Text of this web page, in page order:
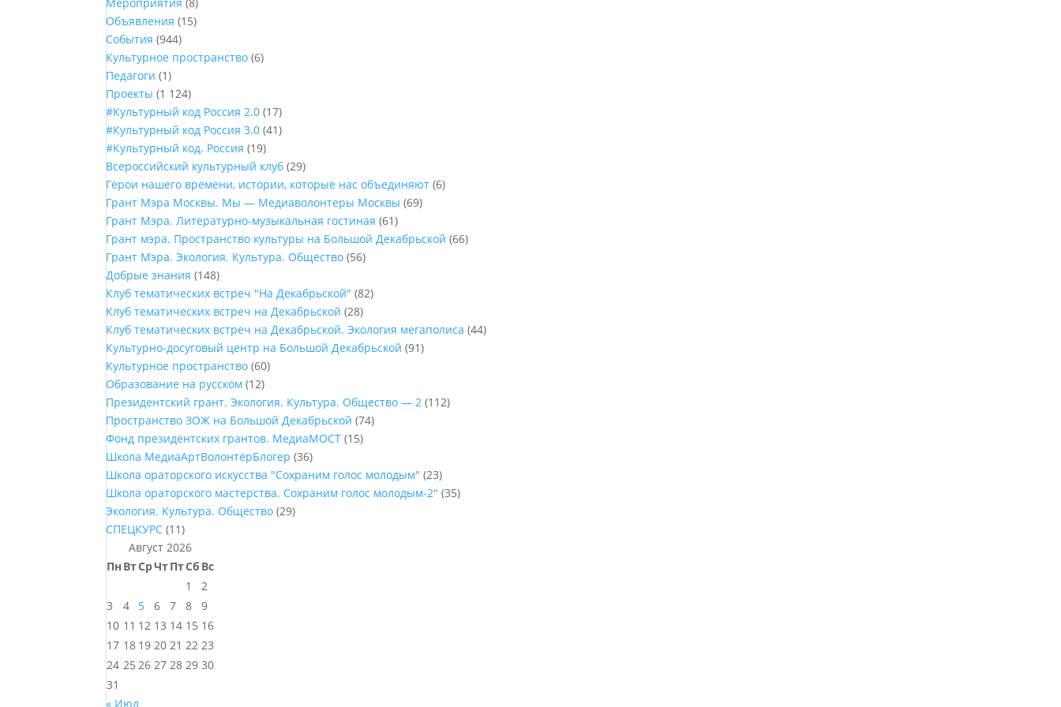
Объявления (15)
События (944)
Культурное пространство (6)
Педагоги (1)
Проекты (1 124)
#Культурный код Россия 2.0 (17)
#Культурный код Россия 3.0 (41)
#Культурный код. Россия (19)
Всероссийский культурный клуб (29)
Герои нашего времени, истории, которые нас объединяют (6)
Грант Мэра Москвы. Мы — Медиаволонтеры Москвы (69)
Грант Мэра. Литературно-музыкальная гостиная (61)
Грант мэра. Пространство культуры на Большой Декабрьской (66)
Грант Мэра. Экология. Культура. Общество (56)
Добрые знания (148)
Клуб тематических встреч "На Декабрьской" (82)
Клуб тематических встреч на Декабрьской (28)
Клуб тематических встреч на Декабрьской. Экология мегаполиса (44)
Культурно-досуговый центр на Большой Декабрьской (91)
Культурное пространство (60)
Образование на русском (12)
Президентский грант. Экология. Культура. Общество — 2 (112)
Пространство ЗОЖ на Большой Декабрьской (74)
Фонд президентских грантов. МедиаМОСТ (15)
Школа МедиаАртВолонтёрБлогер (36)
Школа ораторского искусства "Сохраним голос молодым" (23)
Школа ораторского мастерства. Сохраним голос молодым-2" (35)
Экология. Культура. Общество (29)
СПЕЦКУРС (11)
Август 2026
ПнВтСрЧтПтСб Вс
1
2
3
4 5 6 7 8
9
10 11 12 13 14 15 16
17 18 19 20 21 22 23
24 25 26 27 28 29 30
31
« Июл